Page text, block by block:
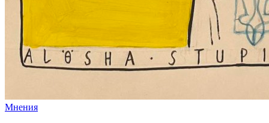
Мнения